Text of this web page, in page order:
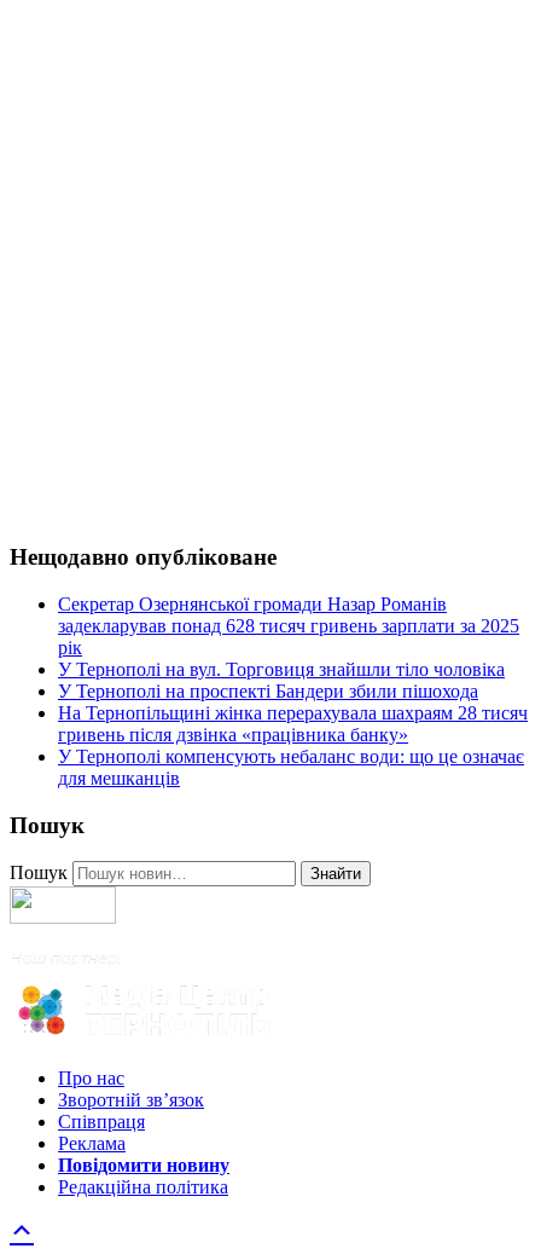
Нещодавно опубліковане
Секретар Озернянської громади Назар Романів
задекларував понад 628 тисяч гривень зарплати за 2025
рік
У Тернополі на вул. Торговиця знайшли тіло чоловіка
У Тернополі на проспекті Бандери збили пішохода
На Тернопільщині жінка перерахувала шахраям 28 тисяч
гривень після дзвінка «працівника банку»
У Тернополі компенсують небаланс води: що це означає
для мешканців
Пошук
Пошук Знайти
Про нас
Зворотній зв’язок
Співпраця
Реклама
Повідомити новину
Редакційна політика